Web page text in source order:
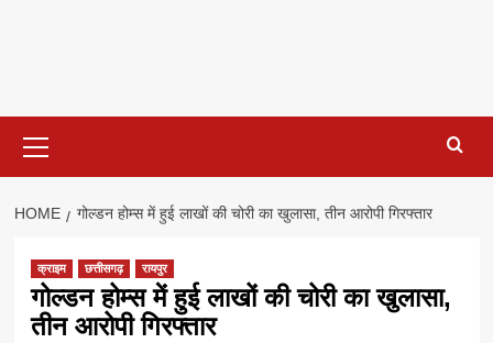
Menu
HOME गोल्डन होम्स में हुई लाखों की चोरी का खुलासा, तीन आरोपी गिरफ्तार
क्राइम छत्तीसगढ़ रायपुर
गोल्डन होम्स में हुई लाखों की चोरी का खुलासा,
तीन आरोपी गिरफ्तार